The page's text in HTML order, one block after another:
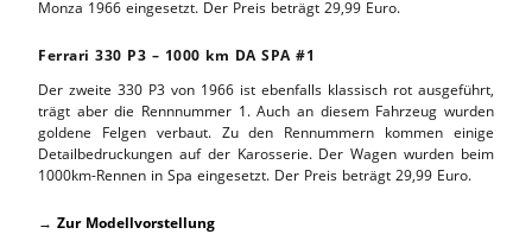
Monza 1966 eingesetzt. Der Preis beträgt 29,99 Euro.
Ferrari 330 P3 – 1000 km DA SPA #1
Der zweite 330 P3 von 1966 ist ebenfalls klassisch rot ausgeführt,
trägt aber die Rennnummer 1. Auch an diesem Fahrzeug wurden
goldene Felgen verbaut. Zu den Rennummern kommen einige
Detailbedruckungen auf der Karosserie. Der Wagen wurden beim
1000km-Rennen in Spa eingesetzt. Der Preis beträgt 29,99 Euro.
→ Zur Modellvorstellung